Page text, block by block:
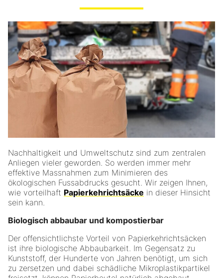
Nachhaltigkeit und Umweltschutz sind zum zentralen
Anliegen vieler geworden. So werden immer mehr
effektive Massnahmen zum Minimieren des
ökologischen Fussabdrucks gesucht. Wir zeigen Ihnen,
wie vorteilhaft Papierkehrichtsäcke in dieser Hinsicht
sein kann.
Biologisch abbaubar und kompostierbar
Der offensichtlichste Vorteil von Papierkehrichtsäcken
ist ihre biologische Abbaubarkeit. Im Gegensatz zu
Kunststoff, der Hunderte von Jahren benötigt, um sich
zu zersetzen und dabei schädliche Mikroplastikpartikel